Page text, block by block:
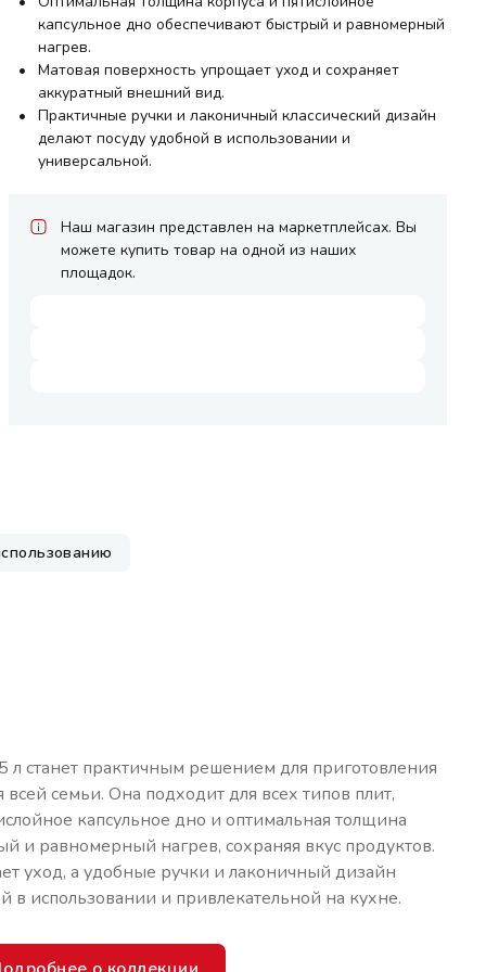
капсульное дно обеспечивают быстрый и равномерный
нагрев.
Матовая поверхность упрощает уход и сохраняет
аккуратный внешний вид.
Практичные ручки и лаконичный классический дизайн
делают посуду удобной в использовании и
универсальной.
Наш магазин представлен на маркетплейсах. Вы
можете купить товар на одной из наших
площадок.
станет практичным решением для приготовления
семьи. Она подходит для всех типов плит,
капсульное дно и оптимальная толщина
и равномерный нагрев, сохраняя вкус продуктов.
уход, а удобные ручки и лаконичный дизайн
использовании и привлекательной на кухне.